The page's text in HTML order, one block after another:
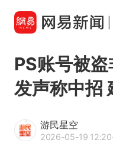
PS账号被
发声称中招
游民星空
2026-05-19 12:20